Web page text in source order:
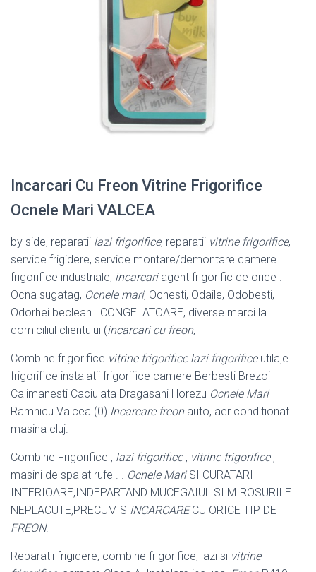
Incarcari Cu Freon Vitrine Frigorifice
Ocnele Mari VALCEA
by side, reparatii lazi frigorifice, reparatii vitrine frigorifice,
service frigidere, service montare/demontare camere
frigorifice industriale, incarcariagent frigorific de orice .
Ocna sugatag, Ocnele mari, Ocnesti, Odaile, Odobesti,
Odorhei beclean . CONGELATOARE, diverse marci la
domiciliul clientului (incarcari cu freon,
Combine frigorifice vitrine frigorifice lazi frigorificeutilaje
frigorifice instalatii frigorifice camere Berbesti Brezoi
Calimanesti Caciulata Dragasani Horezu Ocnele Mari
Ramnicu Valcea (0) Incarcare freonauto, aer conditionat
masina cluj.
Combine Frigorifice , lazi frigorifice, vitrine frigorifice,
masini de spalat rufe . . Ocnele MariSI CURATARII
INTERIOARE,INDEPARTAND MUCEGAIUL SI MIROSURILE
NEPLACUTE,PRECUM S INCARCARECU ORICE TIP DE
FREON.
Reparatii frigidere, combine frigorifice, lazi si vitrine